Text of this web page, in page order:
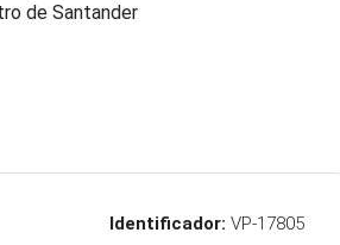
de Santander
Identificador: VP-17805